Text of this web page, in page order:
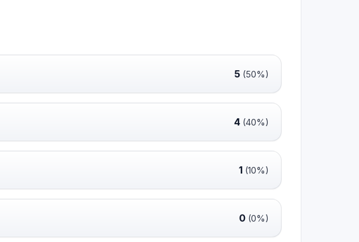
5 (50%)
4 (40%)
1 (10%)
0 (0%)